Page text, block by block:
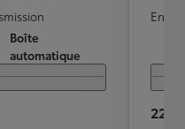
Boîte
automatique
22